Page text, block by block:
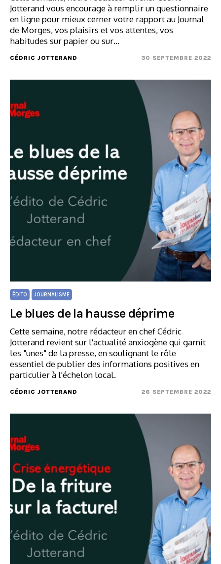
Jotterand vous encourage à remplir un questionnaire
en ligne pour mieux cerner votre rapport au Journal
de Morges, vos plaisirs et vos attentes, vos
habitudes sur papier ou sur…
CÉDRIC JOTTERAND 30 SEPTEMBRE 2022
ÉDITO JOURNALISME
Le blues de la hausse déprime
Cette semaine, notre rédacteur en chef Cédric
Jotterand revient sur l'actualité anxiogène qui garnit
les "unes" de la presse, en soulignant le rôle
essentiel de publier des informations positives en
particulier à l'échelon local.
CÉDRIC JOTTERAND 26 SEPTEMBRE 2022